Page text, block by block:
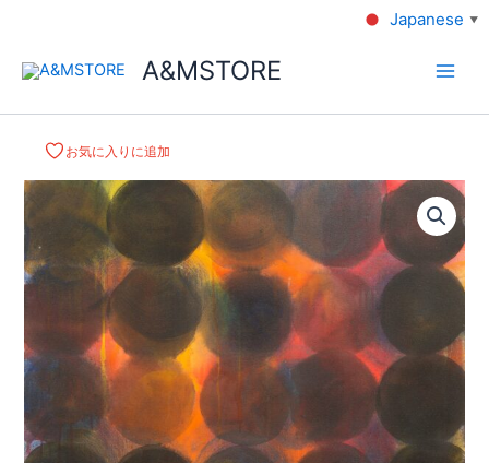
A&MSTORE
お気に入りに追加
Japanese ▼